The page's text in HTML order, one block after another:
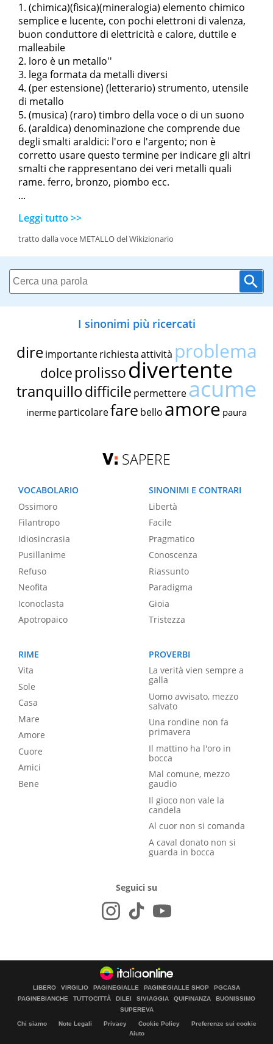
(chimica)(fisica)(mineralogia) elemento chimico
semplice e lucente, con pochi elettroni di valenza,
buon conduttore di elettricità e calore, duttile e
malleabile
loro è un metallo''
lega formata da metalli diversi
(per estensione) (letterario) strumento, utensile
di metallo
(musica) (raro) timbro della voce o di un suono
(araldica) denominazione che comprende due
degli smalti araldici: l'oro e l'argento; non è
corretto usare questo termine per indicare gli altri
smalti che rappresentano dei veri metalli quali
rame. ferro, bronzo, piombo ecc.
...
Leggi tutto >>
tratto dalla voce METALLO del Wikizionario
I sinonimi più ricercati
dire importante richiestaattività problema
dolce prolissodivertente
tranquillodifficile permettereacume
inerme particolarefare bello amore paura
SAPERE
VOCABOLARIO
Ossimoro
Filantropo
Idiosincrasia
Pusillanime
Refuso
Neofita
Iconoclasta
Apotropaico
SINONIMI E CONTRARI
Libertà
Facile
Pragmatico
Conoscenza
Riassunto
Paradigma
Gioia
Tristezza
RIME
Vita
Sole
Casa
Mare
Amore
Cuore
Amici
Bene
PROVERBI
La verità vien sempre a
galla
Uomo avvisato, mezzo
salvato
Una rondine non fa
primavera
Il mattino ha l'oro in
bocca
Mal comune, mezzo
gaudio
Il gioco non vale la
candela
Al cuor non si comanda
A caval donato non si
guarda in bocca
Seguici su
LIBERO VIRGILIO PAGINEGIALLE PAGINEGIALLE SHOP
PGCASA
PAGINEBIANCHE
TUTTOCITTÀ DILEI SIVIAGGIA QUIFINANZA
BUONISSIMO
SUPEREVA
Chi siamo Note Legali Privacy Cookie Policy
Preferenze sui cookie
Aiuto